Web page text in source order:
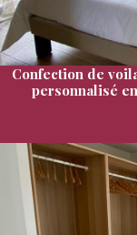
Confection de
personnalisé